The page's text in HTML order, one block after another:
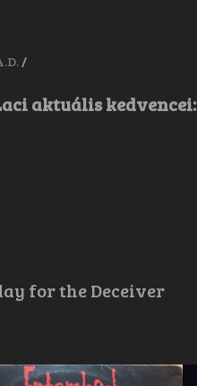
/
aktuális kedvencei:
for the Deceiver